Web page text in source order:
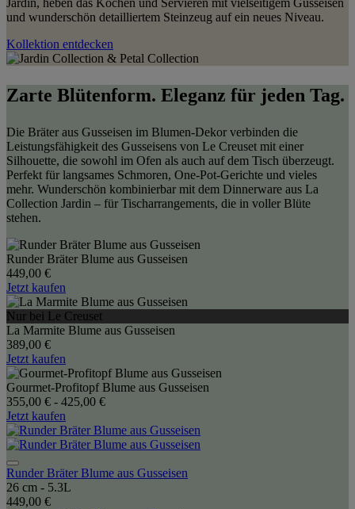
Jardin, heben das Kochen und Servieren mit vielseitigem Gusseisen
und wunderschön detailliertem Steinzeug auf ein neues Niveau.
Kollektion entdecken
Zarte Blütenform. Eleganz für jeden Tag.
Die Bräter aus Gusseisen im Blumen-Dekor verbinden die
Leistungsfähigkeit des Gusseisens von Le Creuset mit einer
Silhouette, die sowohl im Ofen als auch auf dem Tisch überzeugt.
Perfekt für langsames Schmoren, One-Pot-Gerichte und vieles
mehr. Wunderschön kombinierbar mit dem Dinnerware aus La
Collection Jardin – für Tischarrangements, die in voller Blüte
stehen.
Runder Bräter Blume aus Gusseisen
449,00 €
Jetzt kaufen
Nur bei Le Creuset
La Marmite Blume aus Gusseisen
389,00 €
Jetzt kaufen
Gourmet-Profitopf Blume aus Gusseisen
355,00 € - 425,00 €
Jetzt kaufen
Runder Bräter Blume aus Gusseisen
26 cm - 5.3L
449,00 €